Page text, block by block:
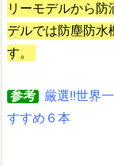
リーモデルから
デルでは防塵防水
す。
参考
厳選!!世界
すすめ６本